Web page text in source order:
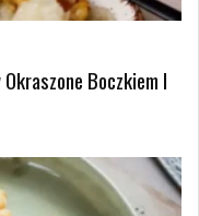
Boczkiem I